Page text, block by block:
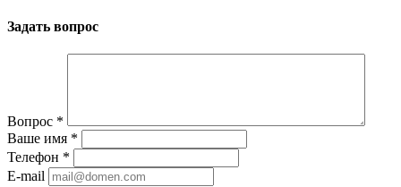
Задать вопрос
Вопрос *
Ваше имя *
Телефон *
E-mail